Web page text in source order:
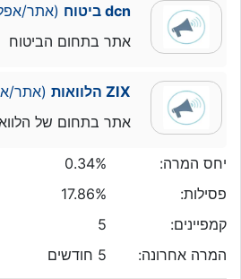
dcn ביטוח
(אתר/
אתר בתחום הביטוח
ZIX הלוואות
(אתר/
אתר בתחום של
יחס המרה:
0.34%
פסילות:
17.86%
קמפיינים:
5
המרה אחרונה:
5 חודשים